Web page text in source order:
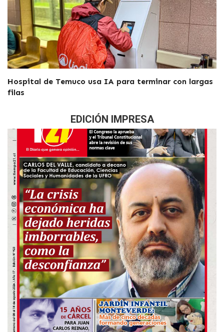
Hospital de Temuco usa IA para terminar con largas
filas
EDICIÓN IMPRESA